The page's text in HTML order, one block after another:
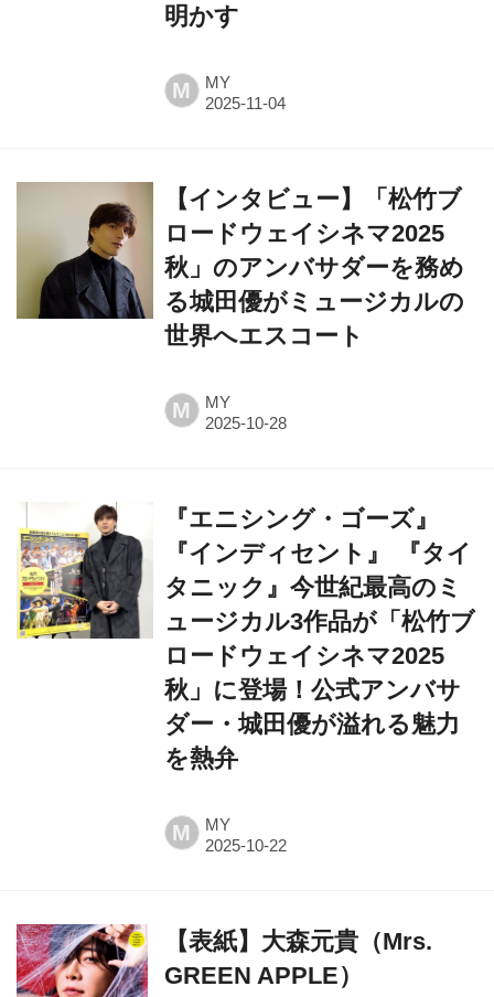
明かす
M MY
【インタビュー】「松竹ブ
ロードウェイシネマ2025
秋」のアンバサダーを務め
る城田優がミュージカルの
世界へエスコート
M MY
『エニシング・ゴーズ』
『インディセント』 『タイ
タニック』今世紀最高のミ
ュージカル3作品が「松竹ブ
ロードウェイシネマ2025
秋」に登場！公式アンバサ
ダー・城田優が溢れる魅力
を熱弁
M MY
【表紙】大森元貴（Mrs.
GREEN APPLE）